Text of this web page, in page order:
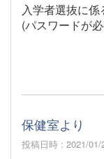
入学者選抜に
(パスワードが
保健室より
投稿日時 : 2021/01/